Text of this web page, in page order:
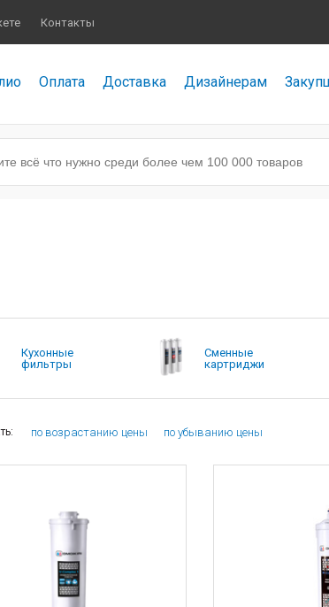
Контакты
Оплата Доставка Дизайнерам
Кухонные
фильтры
Сменные
картриджи
по возрастанию цены по убыванию цены